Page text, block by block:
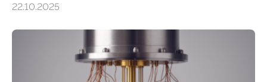
oft von Autor*innen, die eng zusammenarbeiten. Neue
werden schnell weiterentwickelt. Dies ist der Alltag in
der Forschung der Quantentheorie, die dieses Jahr 100
22.10.2025